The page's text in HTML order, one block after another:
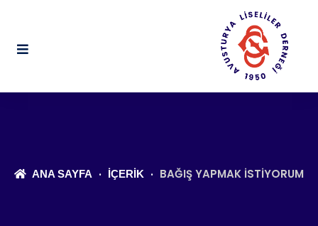
ANA SAYFA İÇERIK BAĞIŞ YAPMAK İSTIYORUM